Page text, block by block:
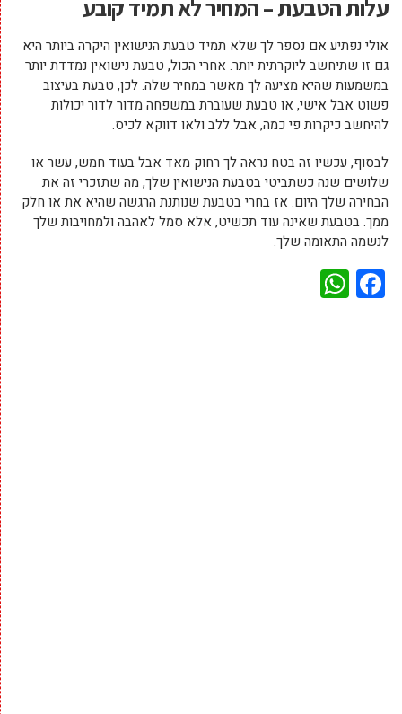
עלות הטבעת – המחיר לא תמיד קובע
אולי נפתיע אם נספר לך שלא תמיד טבעת הנישואין היקרה ביותר היא
גם זו שתיחשב ליוקרתית יותר. אחרי הכול, טבעת נישואין נמדדת יותר
במשמעות שהיא מציעה לך מאשר במחיר שלה. לכן, טבעת בעיצוב
פשוט אבל אישי, או טבעת שעוברת במשפחה מדור לדור יכולות
להיחשב כיקרות פי כמה, אבל ללב ולאו דווקא לכיס.
לבסוף, עכשיו זה בטח נראה לך רחוק מאד אבל בעוד חמש, עשר או
שלושים שנה כשתביטי בטבעת הנישואין שלך, מה שתזכרי זה את
הבחירה שלך היום. אז בחרי בטבעת שנותנת הרגשה שהיא את או חלק
ממך. בטבעת שאינה עוד תכשיט, אלא סמל לאהבה ולמחויבות שלך
לנשמה התאומה שלך.
Facebook